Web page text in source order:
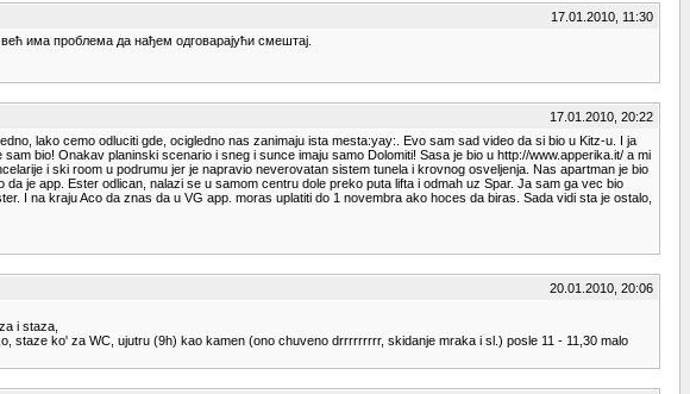
17.01.2010, 11:30
има проблема да нађем одговарајући смештај.
17.01.2010, 20:22
lako cemo odluciti gde, ocigledno nas zanimaju ista mesta:yay:. Evo sam sad video da si bio u Kitz-u. I ja
bio! Onakav planinski scenario i sneg i sunce imaju samo Dolomiti! Sasa je bio u http://www.apperika.it/ a mi
i ski room u podrumu jer je napravio neverovatan sistem tunela i krovnog osveljenja. Nas apartman je bio
je app. Ester odlican, nalazi se u samom centru dole preko puta lifta i odmah uz Spar. Ja sam ga vec bio
I na kraju Aco da znas da u VG app. moras uplatiti do 1 novembra ako hoces da biras. Sada vidi sta je ostalo,
20.01.2010, 20:06
i staza,
staze ko' za WC, ujutru (9h) kao kamen (ono chuveno drrrrrrrrr, skidanje mraka i sl.) posle 11 - 11,30 malo